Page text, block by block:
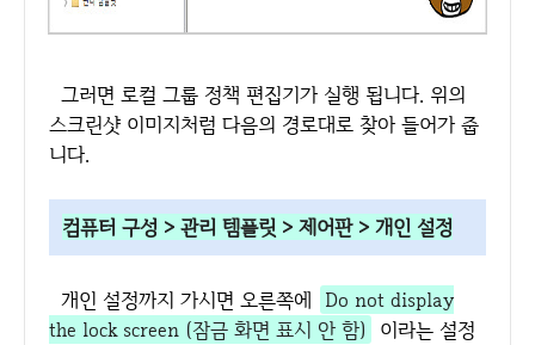
그러면 로컬 그룹 정책 편집기가 실행 됩니다. 위의
스크린샷 이미지처럼 다음의 경로대로 찾아 들어가 줍
니다.
컴퓨터 구성 > 관리 템플릿 > 제어판 > 개인 설정
개인 설정까지 가시면 오른쪽에 Do not display
the lock screen (잠금 화면 표시 안 함)
이라는 설정